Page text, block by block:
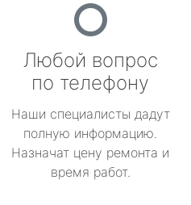
Любой вопрос
по телефону
Наши специалисты дадут
полную информацию.
Назначат цену ремонта и
время работ.